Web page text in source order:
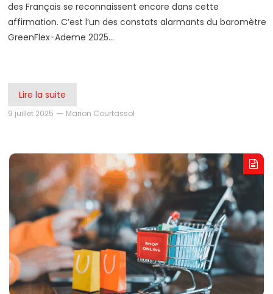
des Français se reconnaissent encore dans cette
affirmation. C’est l’un des constats alarmants du baromètre
GreenFlex-Ademe 2025…
Lire la suite
9 juillet 2025 Marion Courtassol